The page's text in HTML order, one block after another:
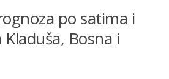
po satima i
Bosna i